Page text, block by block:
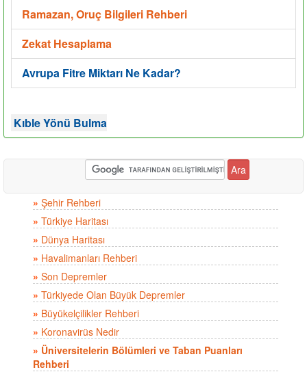
Ramazan, Oruç Bilgileri Rehberi
Zekat Hesaplama
Avrupa Fitre Miktarı Ne Kadar?
Kıble Yönü Bulma
» Şehir Rehberi
» Türkiye Haritası
» Dünya Haritası
» Havalimanları Rehberi
» Son Depremler
» Türkiyede Olan Büyük Depremler
» Büyükelçilikler Rehberi
» Koronavirüs Nedir
» Üniversitelerin Bölümleri ve Taban Puanları
Rehberi